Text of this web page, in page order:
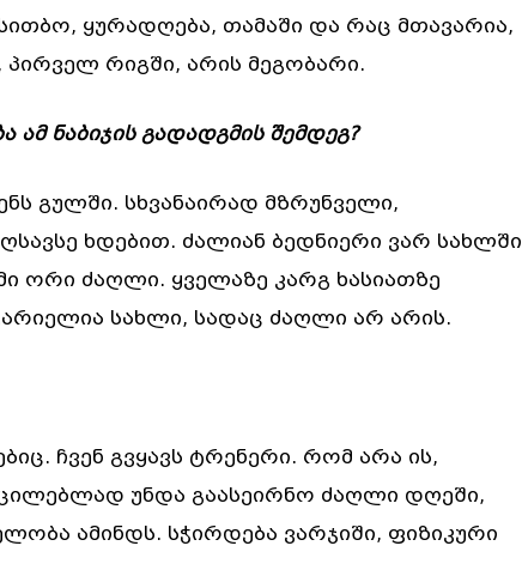
ყურადღება, თამაში და რაც მთავარია,
რიგში, არის მეგობარი.
ნაბიჯის გადადგმის შემდეგ?
გულში. სხვანაირად მზრუნველი,
ხდებით. ძალიან ბედნიერი ვარ სახლში
ორი ძაღლი. ყველაზე კარგ ხასიათზე
სახლი, სადაც ძაღლი არ არის.
ჩვენ გვყავს ტრენერი. რომ არა ის,
უნდა გაასეირნო ძაღლი დღეში,
ამინდს. სჭირდება ვარჯიში, ფიზიკური